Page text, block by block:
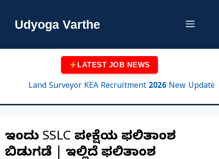
Udyoga Varthe Menu
LATEST JOB NEWS
Land Surveyor KEA Recruitment 2026 New Update
ಇಂದು SSLC ಪರೀಕ್ಷೆಯ ಫಲಿತಾಂಶ
ಬಿಡುಗಡೆ | ಇಲ್ಲಿದೆ ಫಲಿತಾಂಶ